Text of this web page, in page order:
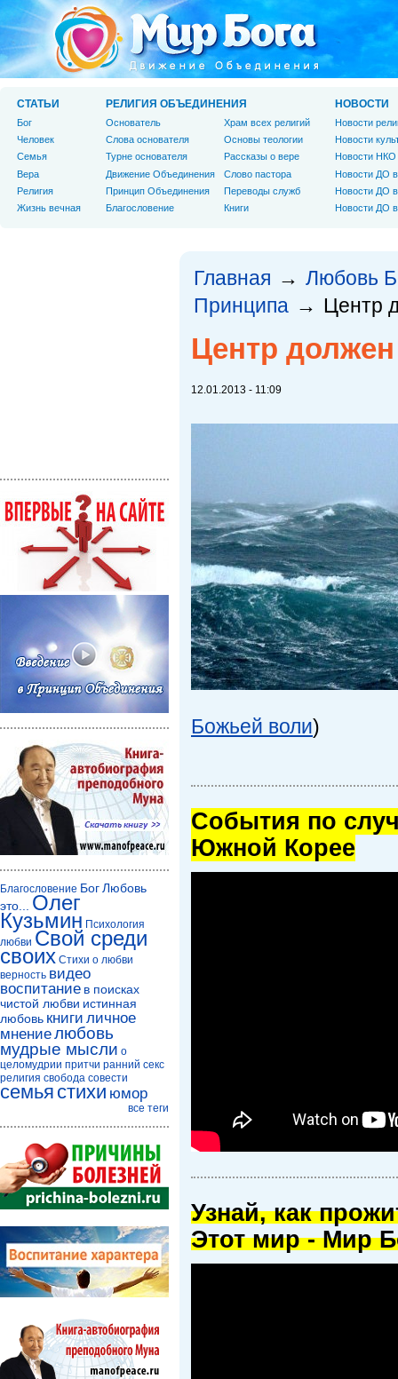
Главная → Любовь
Принципа → Центр
Центр
12.01.2013 - 11:09
Божьей воли)
Cобытия по
Южной Корее
Узнай, как
Этот мир - Мир
СТАТЬИ
Бог
Человек
Cемья
Вера
Религия
Жизнь вечная
РЕЛИГИЯ ОБЪЕДИНЕНИЯ
Основатель
Слова основателя
Турне основателя
Движение Объединения
Принцип Объединения
Благословение
Храм всех религий
Основы теологии
Рассказы о вере
Слово пастора
Переводы служб
Книги
НОВОСТИ
Новости
Новости
Новости НКО
Новости ДО
Новости ДО
Новости ДО
Благословение БогЛюбовь
это...
Олег
Кузьмин Психология
любви Свой среди
своих Стихи о любви
верность видео
воспитание в поисках
чистой любви истинная
любовь книги личное
мнениелюбовь
мудрые мысли о
целомудрии притчи ранний секс
религия свобода совести
семья стихи юмор
все теги